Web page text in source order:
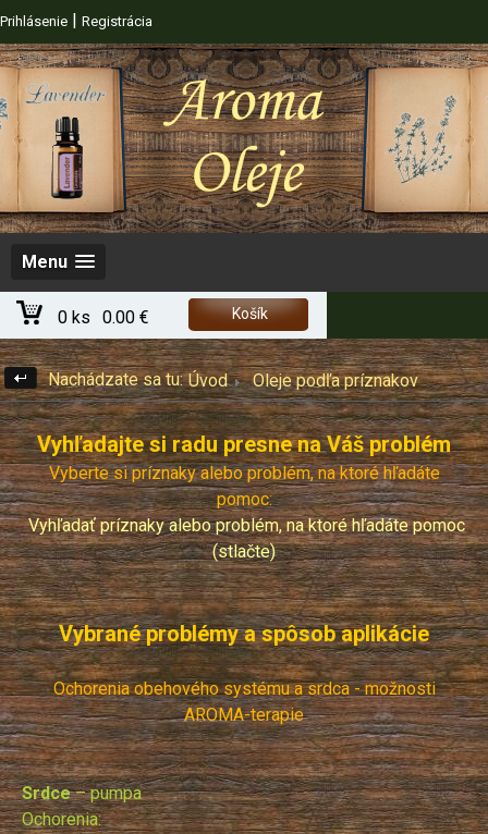
Prihlásenie | Registrácia
Menu
0 ks 0.00 € Košík
Nachádzate sa tu: Úvod Oleje podľa príznakov
Vyhľadajte si radu presne na Váš problém
Vyberte si príznaky alebo problém, na ktoré hľadáte
pomoc:
Vyhľadať príznaky alebo problém, na ktoré hľadáte pomoc
(stlačte)
Vybrané problémy a spôsob aplikácie
Ochorenia obehového systému a srdca - možnosti
AROMA-terapie
Srdce– pumpa
Ochorenia: